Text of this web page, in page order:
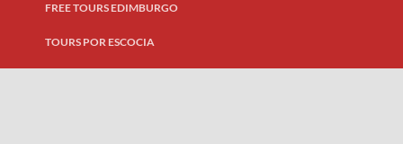
FREE TOURS EDIMBURGO
TOURS POR ESCOCIA